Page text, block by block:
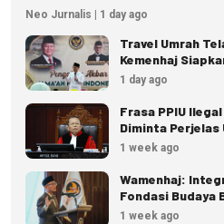
Neo Jurnalis | 1 day ago
Travel Umrah
Kemenhaj
hingga Pidana
1 day ago
Frasa PPIU
Diminta Perjelas
1 week ago
Wamenhaj:
Fondasi Budaya
Umrah
1 week ago